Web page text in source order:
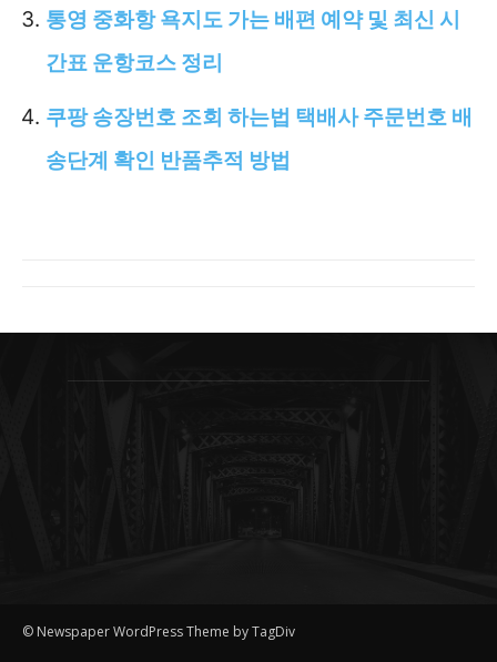
통영 중화항 욕지도 가는 배편 예약 및 최신 시
간표 운항코스 정리
쿠팡 송장번호 조회 하는법 택배사 주문번호 배
송단계 확인 반품추적 방법
© Newspaper WordPress Theme by TagDiv